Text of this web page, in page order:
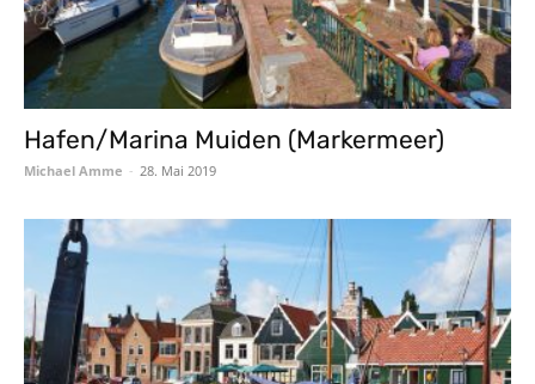
Hafen/Marina Muiden (Markermeer)
Michael Amme - 28. Mai 2019